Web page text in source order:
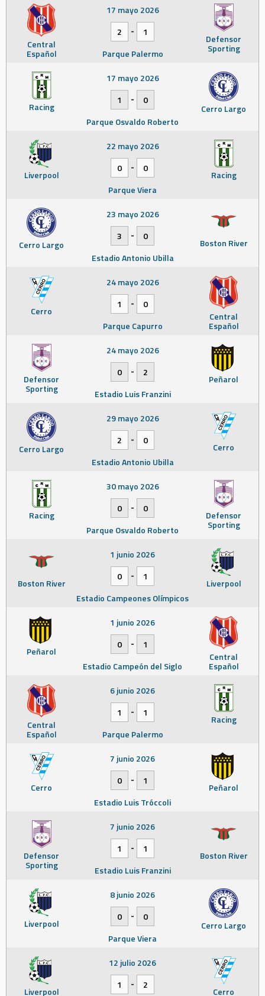
Central
Español
Defensor
Sporting
17 mayo 2026
2
-
1
Parque Palermo
Racing Cerro Largo
17 mayo 2026
1
-
0
Parque Osvaldo Roberto
Liverpool Racing
22 mayo 2026
0
-
0
Parque Viera
Cerro Largo Boston River
23 mayo 2026
3
-
0
Estadio Antonio Ubilla
Cerro Central
Español
24 mayo 2026
1
-
0
Parque Capurro
Defensor
Sporting
Peñarol
24 mayo 2026
0
-
2
Estadio Luis Franzini
Cerro Largo Cerro
29 mayo 2026
2
-
0
Estadio Antonio Ubilla
Racing Defensor
Sporting
30 mayo 2026
0
-
0
Parque Osvaldo Roberto
Boston River Liverpool
1 junio 2026
0
-
1
Estadio Campeones Olímpicos
Peñarol Central
Español
1 junio 2026
0
-
1
Estadio Campeón del Siglo
Central
Español
Racing
6 junio 2026
1
-
1
Parque Palermo
Cerro Peñarol
7 junio 2026
0
-
1
Estadio Luis Tróccoli
Defensor
Sporting
Boston River
7 junio 2026
1
-
1
Estadio Luis Franzini
Liverpool Cerro Largo
8 junio 2026
0
-
0
Parque Viera
Liverpool Cerro
12 julio 2026
1
-
2